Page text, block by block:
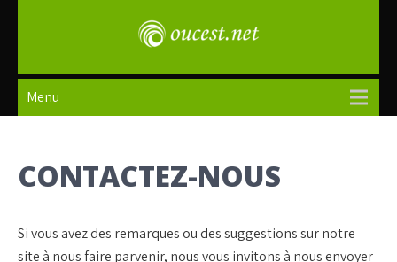
oucest
Menu
CONTACTEZ-NOUS
Si vous avez des remarques ou des suggestions sur notre
site à nous faire parvenir, nous vous invitons à nous envoyer